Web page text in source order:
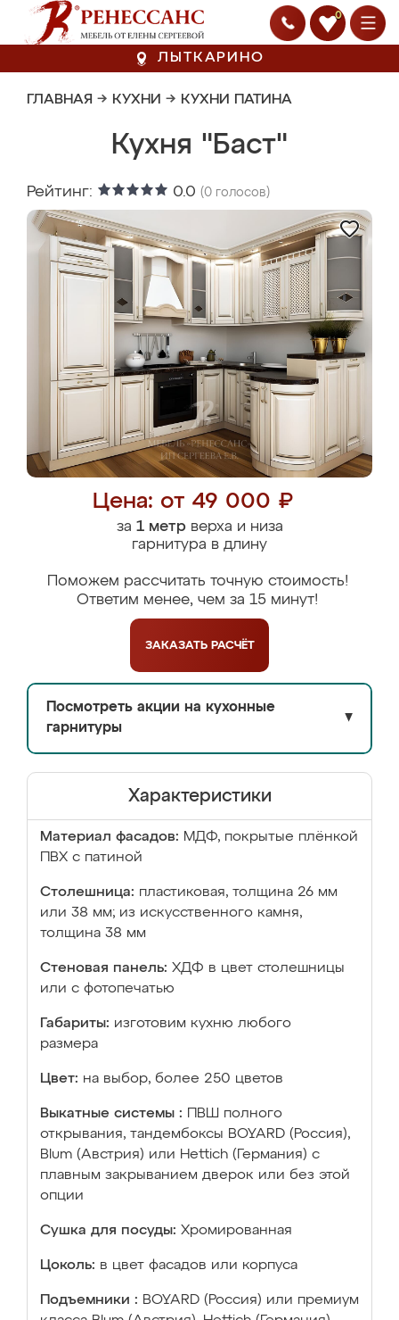
0
ЛЫТКАРИНО
ГЛАВНАЯ → КУХНИ → КУХНИ ПАТИНА
Кухня "Баст"
Рейтинг: 0.0 (0 голосов)
Цена: от 49 000 ₽
за 1 метрверха и низа
гарнитура в длину
Поможем рассчитать точную стоимость!
Ответим менее, чем за 15 минут!
ЗАКАЗАТЬ РАСЧЁТ
Посмотреть акции на кухонные
гарнитуры
▼
Характеристики
Материал фасадов: МДФ, покрытые плёнкой
ПВХ с патиной
Столешница: пластиковая, толщина 26 мм
или 38 мм; из искусственного камня,
толщина 38 мм
Стеновая панель: ХДФ в цвет столешницы
или с фотопечатью
Габариты: изготовим кухню любого
размера
Цвет: на выбор, более 250 цветов
Выкатные системы :
ПВШ полного
открывания, тандембоксы BOYARD (Россия),
Blum (Австрия) или Hettich (Германия) с
плавным закрыванием дверок или без этой
опции
Сушка для посуды: Хромированная
Цоколь: в цвет фасадов или корпуса
Подъемники : BOYARD (Россия) или премиум